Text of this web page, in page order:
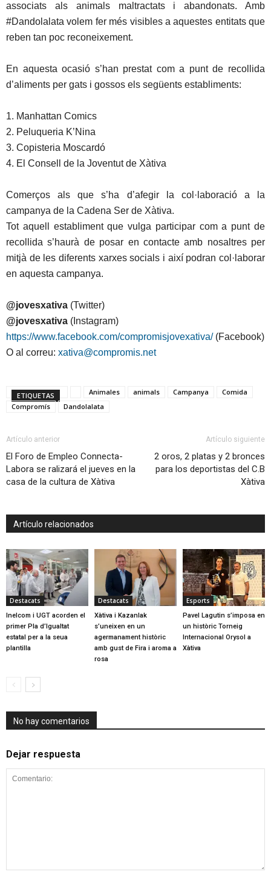
associats als animals maltractats i abandonats. Amb
#Dandolalata volem fer més visibles a aquestes entitats que
reben tan poc reconeixement.
En aquesta ocasió s’han prestat com a punt de recollida
d’aliments per gats i gossos els següents establiments:
1. Manhattan Comics
2. Peluqueria K’Nina
3. Copisteria Moscardó
4. El Consell de la Joventut de Xàtiva
Comerços als que s’ha d’afegir la col·laboració a la
campanya de la Cadena Ser de Xàtiva.
Tot aquell establiment que vulga participar com a punt de
recollida s’haurà de posar en contacte amb nosaltres per
mitjà de les diferents xarxes socials i així podran col·laborar
en aquesta campanya.
@jovesxativa (Twitter)
@jovesxativa (Instagram)
https://www.facebook.com/compromisjovexativa/(Facebook)
O al correu: xativa@compromis.net
ETIQUETAS Animales animals Campanya
Comida
Compromís
Dandolalata
Artículo anterior
El Foro de Empleo Connecta-
Labora se ralizará el jueves en la
casa de la cultura de Xàtiva
Artículo siguiente
2 oros, 2 platas y 2 bronces
para los deportistas del C.B
Xàtiva
Artículo relacionados
Destacats
Inelcom i UGT acorden el
primer Pla d’Igualtat
estatal per a la seua
plantilla
Destacats
Xàtiva i Kazanlak
s’uneixen en un
agermanament històric
amb gust de Fira i aroma a
rosa
Esports
Pavel Lagutin s’imposa en
un històric Torneig
Internacional Orysol a
Xàtiva
No hay comentarios
Dejar respuesta